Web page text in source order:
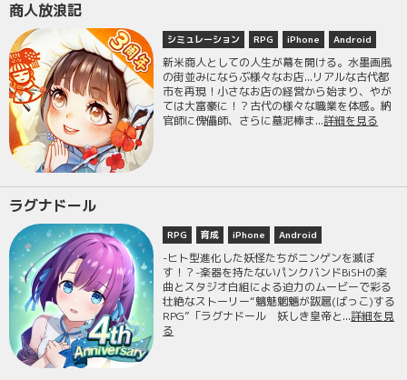
商人放浪記
シミュレーション RPG iPhone Android
新米商人としての人生が幕を開ける。水墨画風
の街並みにならぶ様々なお店...リアルな古代都
市を再現！小さなお店の経営から始まり、やが
ては大富豪に！？古代の様々な職業を体感。納
官師に傀儡師、さらに墓泥棒ま...詳細を見る
ラグナドール
RPG 育成 iPhone Android
-ヒト型進化した妖怪たちがニンゲンを滅ぼ
す！？-楽器を持たないパンクバンドBiSHの楽
曲とスタジオ白組による迫力のムービーで彩る
壮絶なストーリー“魑魅魍魎が跋扈(ばっこ)する
RPG”「ラグナドール 妖しき皇帝と...詳細を見
る